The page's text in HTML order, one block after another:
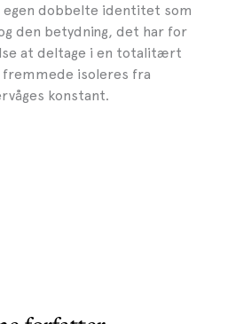
dobbelte identitet som
den betydning, det har for
at deltage i en totalitært
fremmede isoleres fra
konstant.